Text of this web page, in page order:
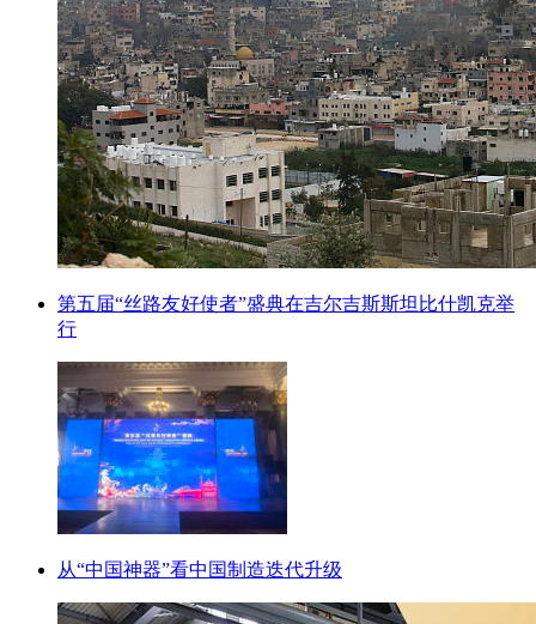
第五届“丝路友好使者”盛典在吉尔吉斯斯坦比什凯克举
行
从“中国神器”看中国制造迭代升级